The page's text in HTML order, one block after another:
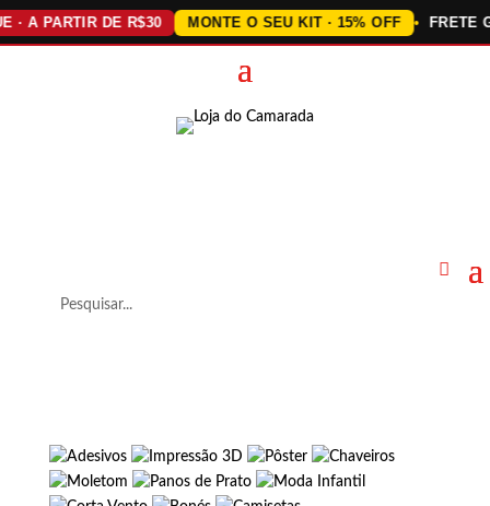
· A PARTIR DE R$30 MONTE O SEU KIT · 15% OFF FRETE